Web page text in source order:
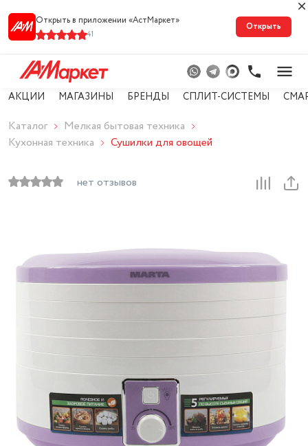
Открыть в приложении «АстМарке‪т‬»
41
Открыть
АКЦИИ МАГАЗИНЫ БРЕНДЫ СПЛИТ-СИСТЕМЫ
Каталог
Мелкая бытовая техника
Кухонная техника
Сушилки для овощей
нет отзывов